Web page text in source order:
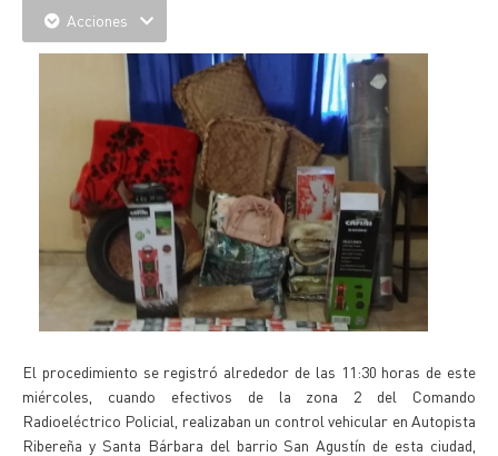
Acciones
El procedimiento se registró alrededor de las 11:30 horas de este
miércoles, cuando efectivos de la zona 2 del Comando
Radioeléctrico Policial, realizaban un control vehicular en Autopista
Ribereña y Santa Bárbara del barrio San Agustín de esta ciudad,